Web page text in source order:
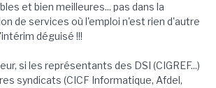
et bien meilleures... pas dans la
de services où l'emploi n'est rien d'autre
déguisé !!!
si les représentants des DSI (CIGREF...)
syndicats (CICF Informatique, Afdel,